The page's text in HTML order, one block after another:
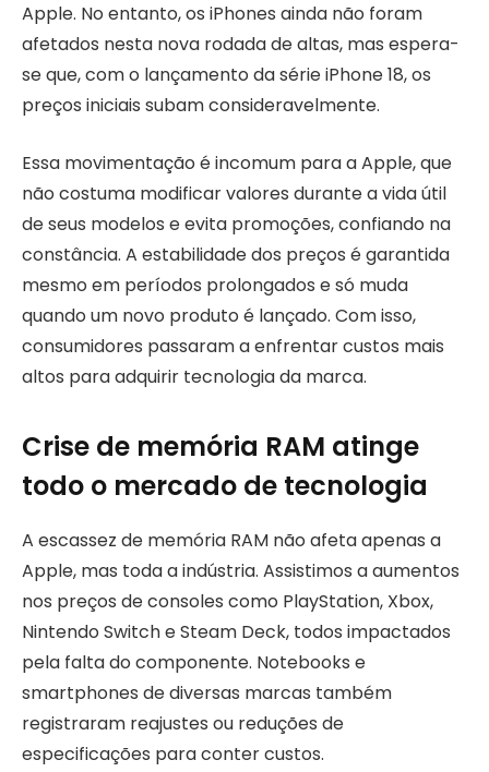
Apple. No entanto, os iPhones ainda não foram
afetados nesta nova rodada de altas, mas espera-
se que, com o lançamento da série iPhone 18, os
preços iniciais subam consideravelmente.
Essa movimentação é incomum para a Apple, que
não costuma modificar valores durante a vida útil
de seus modelos e evita promoções, confiando na
constância. A estabilidade dos preços é garantida
mesmo em períodos prolongados e só muda
quando um novo produto é lançado. Com isso,
consumidores passaram a enfrentar custos mais
altos para adquirir tecnologia da marca.
Crise de memória RAM atinge
todo o mercado de tecnologia
A escassez de memória RAM não afeta apenas a
Apple, mas toda a indústria. Assistimos a aumentos
nos preços de consoles como PlayStation, Xbox,
Nintendo Switch e Steam Deck, todos impactados
pela falta do componente. Notebooks e
smartphones de diversas marcas também
registraram reajustes ou reduções de
especificações para conter custos.